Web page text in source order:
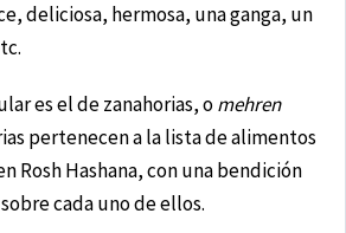
deliciosa, hermosa, una ganga, un
es el de zanahorias, omehren
pertenecen a la lista de alimentos
Rosh Hashana, con una bendición
cada uno de ellos.